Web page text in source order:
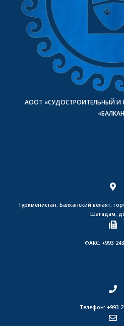
АООТ «СУДОСТРОИТЕЛЬНЫЙ
Туркменистан, Балканский велаят,
Шагадам,
ФАКС: +993
Телефон: +993